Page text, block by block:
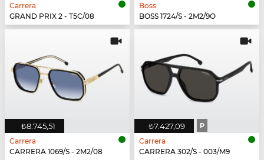
Carrera
GRAND PRIX 2 - T5C/08
Boss
BOSS 1724/S - 2M2/9O
₺8.745,51
Carrera
CARRERA 1069/S - 2M2/08
₺7.427,09 P
Carrera
CARRERA 302/S - 003/M9